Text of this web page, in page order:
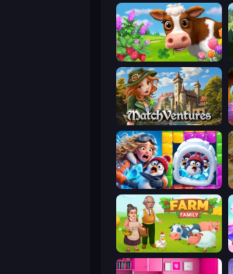
Country Life Meadows
MatchVentures
Captain Blast
Farm Family